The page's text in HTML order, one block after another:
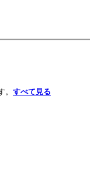
すべて見る